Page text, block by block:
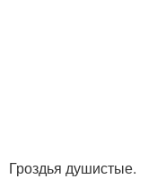
Гроздья душистые.